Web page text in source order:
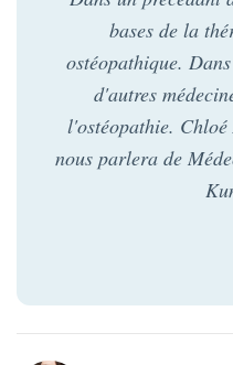
bases de la
ostéopathique.
d'autres
l'ostéopathie.
nous parlera de